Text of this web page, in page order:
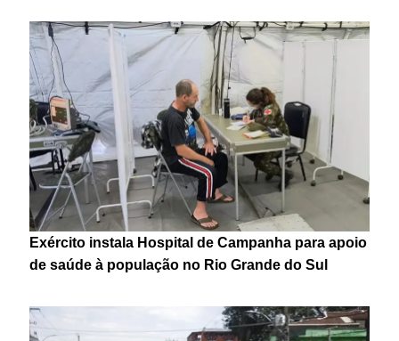
Exército instala Hospital de Campanha para apoio
de saúde à população no Rio Grande do Sul